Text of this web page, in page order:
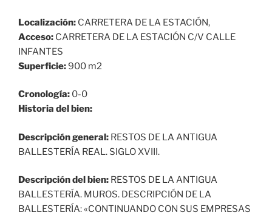
Localización: CARRETERA DE LA ESTACIÓN,
Acceso: CARRETERA DE LA ESTACIÓN C/V CALLE
INFANTES
Superficie:900 m2
Cronología: 0-0
Historia del bien:
Descripción general: RESTOS DE LA ANTIGUA
BALLESTERÍA REAL. SIGLO XVIII.
Descripción del bien: RESTOS DE LA ANTIGUA
BALLESTERÍA. MUROS. DESCRIPCIÓN DE LA
BALLESTERÍA: «CONTINUANDO CON SUS EMPRESAS